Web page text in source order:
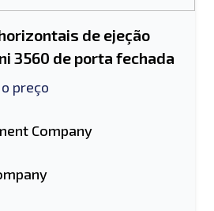
de ejeção
3560 de porta fechada
preço
Company